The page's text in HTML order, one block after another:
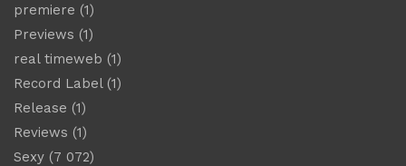
premiere (1)
Previews (1)
real timeweb (1)
Record Label(1)
Release (1)
Reviews (1)
Sexy (7 072)